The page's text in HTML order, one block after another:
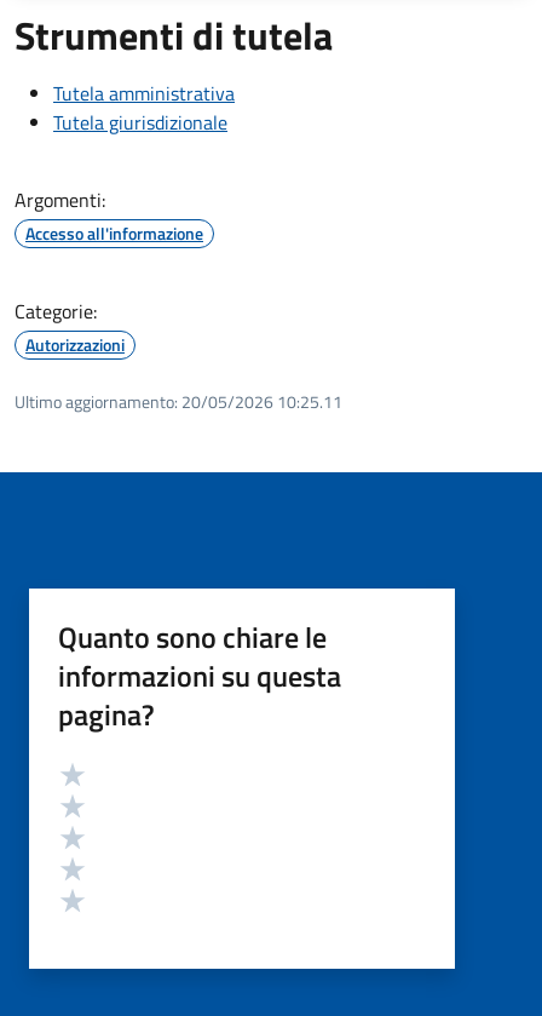
Strumenti di tutela
Tutela amministrativa
Tutela giurisdizionale
Argomenti:
Accesso all'informazione
Categorie:
Autorizzazioni
Ultimo aggiornamento: 20/05/2026 10:25.11
Quanto sono chiare le
informazioni su questa
pagina?
Valutazione